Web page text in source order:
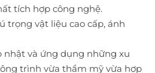
tích hợp công nghệ.
trọng vật liệu cao cấp, ánh
nhật và ứng dụng những xu
trình vừa thẩm mỹ vừa hợp